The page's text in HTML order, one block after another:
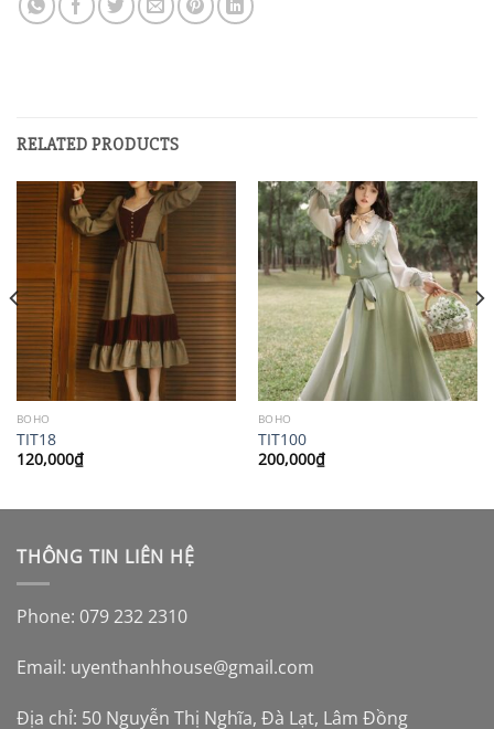
RELATED PRODUCTS
BOHO
TIT18
120,000₫
BOHO
TIT100
200,000₫
THÔNG TIN LIÊN HỆ
Phone: 079 232 2310
Email: uyenthanhhouse@gmail.com
Địa chỉ: 50 Nguyễn Thị Nghĩa, Đà Lạt, Lâm Đồng